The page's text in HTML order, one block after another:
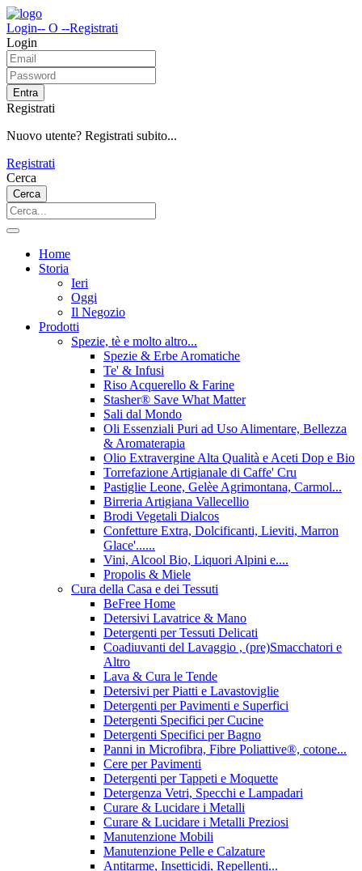
Login-- O --Registrati
Login
Entra
Registrati
Nuovo utente? Registrati subito...
Registrati
Cerca
Cerca
Home
Storia
Ieri
Oggi
Il Negozio
Prodotti
Spezie, tè e molto altro...
Spezie & Erbe Aromatiche
Te' & Infusi
Riso Acquerello & Farine
Stasher®️ Save What Matter
Sali dal Mondo
Oli Essenziali Puri ad Uso Alimentare, Bellezza
& Aromaterapia
Olio Extravergine Alta Qualità e Aceti Dop e Bio
Torrefazione Artigianale di Caffe' Cru
Pastiglie Leone, Gelèe Agrimontana, Carmol...
Birreria Artigiana Vallecellio
Brodi Vegetali Dialcos
Confetture Extra, Dolcificanti, Lieviti, Marron
Glace'......
Vini, Alcool Bio, Liquori Alpini e....
Propolis & Miele
Cura della Casa e dei Tessuti
BeFree Home
Detersivi Lavatrice & Mano
Detergenti per Tessuti Delicati
Coadiuvanti del Lavaggio , (pre)Smacchatori e
Altro
Lava & Cura le Tende
Detersivi per Piatti e Lavastoviglie
Detergenti per Pavimenti e Superfici
Detergenti Specifici per Cucine
Detergenti Specifici per Bagno
Panni in Microfibra, Fibre Poliattive®, cotone...
Cere per Pavimenti
Detergenti per Tappeti e Moquette
Detergenza Vetri, Specchi e Lampadari
Curare & Lucidare i Metalli
Curare & Lucidare i Metalli Preziosi
Manutenzione Mobili
Manutenzione Pelle e Calzature
Antitarme, Insetticidi, Repellenti...